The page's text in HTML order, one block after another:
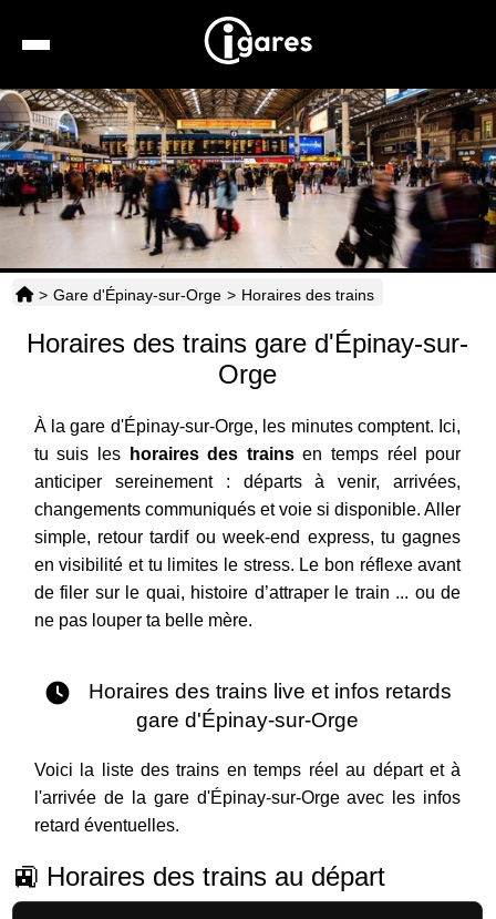
Recherche
Location de voiture
Hôtels
Horaires
> Gare d'Épinay-sur-Orge > Horaires des trains
Horaires des trains gare d'Épinay-sur-
Orge
À la gare d'Épinay-sur-Orge, les minutes comptent. Ici,
tu suis les
horaires des trainsen temps réel pour
anticiper sereinement : départs à venir, arrivées,
changements communiqués et voie si disponible. Aller
simple, retour tardif ou week-end express, tu gagnes
en visibilité et tu limites le stress. Le bon réflexe avant
de filer sur le quai, histoire d’attraper le train ... ou de
ne pas louper ta belle mère.
Horaires des trains live et infos retards
gare d'Épinay-sur-Orge
Voici la liste des trains en temps réel au départ et à
l'arrivée de la gare d'Épinay-sur-Orge avec les infos
retard éventuelles.
🚉 Horaires des trains au départ